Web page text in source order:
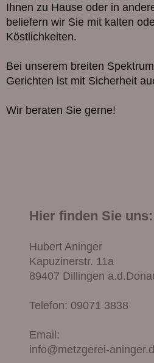
Ihnen zu Hause oder in
beliefern wir Sie mit kalten
Köstlichkeiten.
Bei unserem breiten
Gerichten ist mit Sicherheit
Wir beraten Sie gerne!
Hier finden Sie uns:
Hubert Aninger
Kapuzinerstr. 11a
89407 Dillingen
Telefon: 09071 3838
Email:
info@metzgerei-